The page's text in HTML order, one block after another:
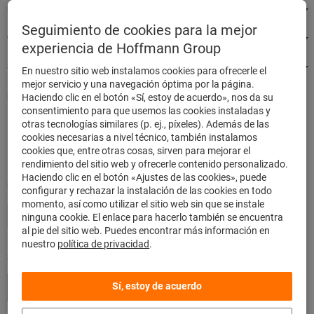
de
página
Categorías de productos destacados
Siempre estamos a su disposición
Síganos
Método de pago
Pedir de forma rápida y segura
500.000 artículos listados
Envío nacional en 48h
Máxima capacidad de entrega
Seguimiento de cookies para la mejor
experiencia de Hoffmann Group
En nuestro sitio web instalamos cookies para ofrecerle el
mejor servicio y una navegación óptima por la página.
Haciendo clic en el botón «Sí, estoy de acuerdo», nos da su
consentimiento para que usemos las cookies instaladas y
otras tecnologías similares (p. ej., píxeles). Además de las
cookies necesarias a nivel técnico, también instalamos
cookies que, entre otras cosas, sirven para mejorar el
rendimiento del sitio web y ofrecerle contenido personalizado.
Haciendo clic en el botón «Ajustes de las cookies», puede
configurar y rechazar la instalación de las cookies en todo
momento, así como utilizar el sitio web sin que se instale
ninguna cookie. El enlace para hacerlo también se encuentra
al pie del sitio web. Puedes encontrar más información en
nuestro política de privacidad.
Sí, estoy de acuerdo